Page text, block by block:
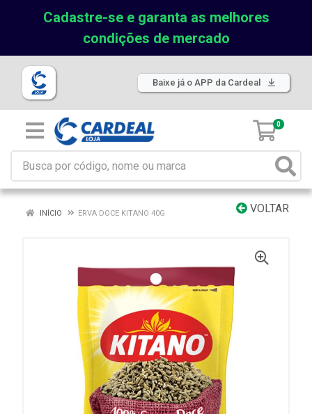
Cadastre-se e garanta as melhores
condições de mercado
Baixe já o APP da Cardeal
0
VOLTAR
INÍCIO ERVA DOCE KITANO 40G